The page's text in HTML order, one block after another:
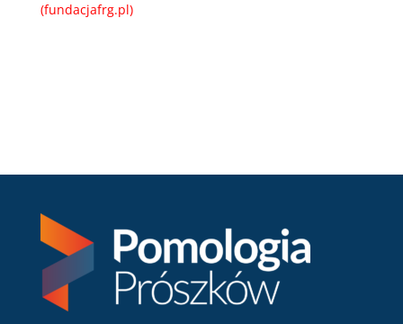
(fundacjafrg.pl)